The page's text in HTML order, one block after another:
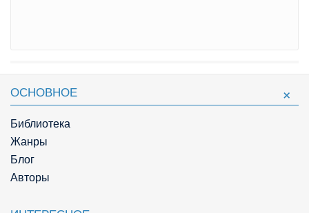
ОСНОВНОЕ
Библиотека
Жанры
Блог
Авторы